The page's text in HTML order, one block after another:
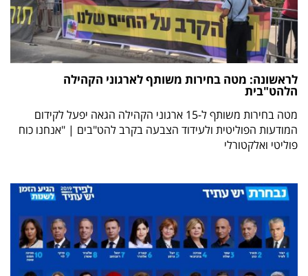
לראשונה: מטה בחירות משותף לארגוני הקהילה
הלהט"בית
מטה בחירות משותף ל-15 ארגוני הקהילה הגאה יפעל לקידום
המודעות הפוליטית ולעידוד הצבעה בקרב להט"בים | "אנחנו כוח
פוליטי ואלקטורלי